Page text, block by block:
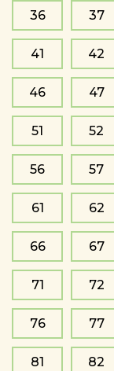
36 37
41 42
46 47
51 52
56 57
61 62
66 67
71 72
76 77
81 82